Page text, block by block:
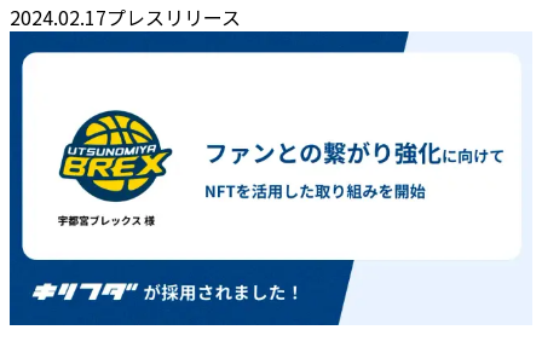
2024.02.17プレスリリース